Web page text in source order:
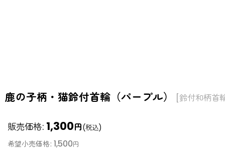
鹿の子柄・猫鈴付首輪（パープル） 鈴付和柄首
販売価格: 1,300円(税込)
希望小売価格: 1,500円